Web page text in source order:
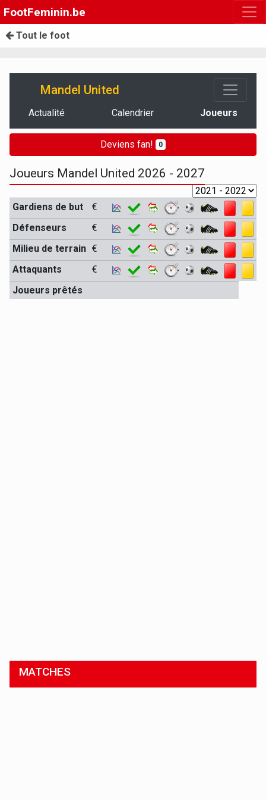
FootFeminin.be
Tout le foot
Mandel United
Actualité Calendrier Joueurs
Deviens fan! 0
Joueurs Mandel United 2026 - 2027
Gardiens de but
€
Défenseurs
€
Milieu de terrain €
Attaquants
€
Joueurs prêtés
MATCHES